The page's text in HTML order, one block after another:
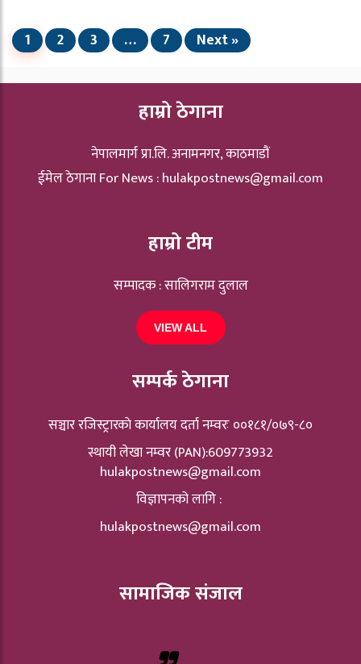
1 2 3 … 7 Next »
हाम्रो ठेगाना
नेपालमार्ग प्रा.लि. अनामनगर, काठमाडौं
ईमेल ठेगाना For News :hulakpostnews@gmail.com
हाम्रो टीम
सम्पादक : सालिगराम दुलाल
VIEW ALL
सम्पर्क ठेगाना
सञ्चार रजिस्ट्रारकाे कार्यालय दर्ता नम्वरः ००१८१/०७९-८०
स्थायी लेखा नम्वर (PAN):609773932
hulakpostnews@gmail.com
विज्ञापनको लागि :
hulakpostnews@gmail.com
सामाजिक संजाल